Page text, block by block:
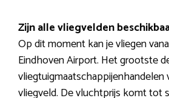
Zijn alle vliegvelden
Op dit moment kan je vliegen
Eindhoven Airport. Het grootste
vliegveld. De vluchtprijs komt tot